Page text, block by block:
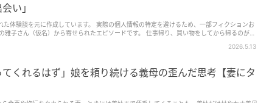
い」
体験談を元に作成しています。 実際の個人情報の特定を避けるため、一部フィクションお
雅子さん（仮名）から寄せられたエピソードです。 仕事帰り、買い物をしてから帰るのが
2026.5.13
てくれるはず」娘を頼り続ける義母の歪んだ思考【妻にタ